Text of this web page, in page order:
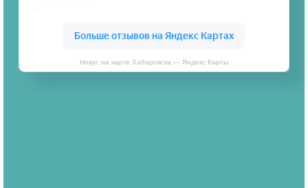
Новус на карте Хабаровска — Яндекс Карты